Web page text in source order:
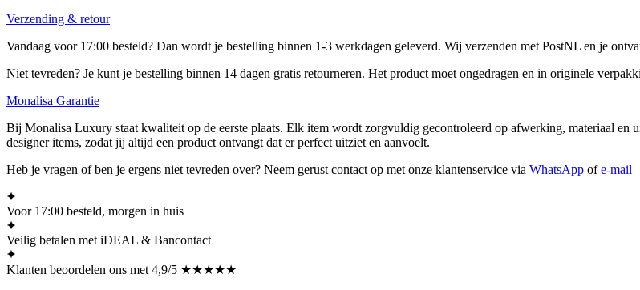
Verzending & retour
Vandaag voor 17:00 besteld? Dan wordt je bestelling binnen 1-3 werkdagen geleverd. Wij verzenden met PostNL en je
Niet tevreden? Je kunt je bestelling binnen 14 dagen gratis retourneren. Het product moet ongedragen en in originele
Monalisa Garantie
Bij Monalisa Luxury staat kwaliteit op de eerste plaats. Elk item wordt zorgvuldig gecontroleerd op afwerking, materiaal
designer items, zodat jij altijd een product ontvangt dat er perfect uitziet en aanvoelt.
Heb je vragen of ben je ergens niet tevreden over? Neem gerust contact op met onze klantenservice via WhatsApp ofe-mail
Voor 17:00 besteld, morgen in huis
Veilig betalen met iDEAL & Bancontact
Klanten beoordelen ons met 4,9/5 ★★★★★